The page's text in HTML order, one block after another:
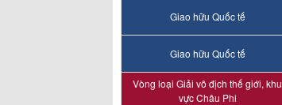
Giao hữu Quốc tế
Giao hữu Quốc tế
Vòng loại Giải vô địch thế giới, khu
vực Châu Phi